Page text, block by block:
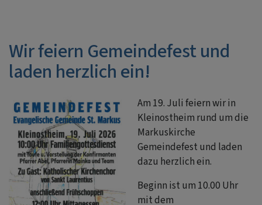
Wir feiern Gemeindefest und
laden herzlich ein!
Am 19. Juli feiern wir in
Kleinostheim rund um die
Markuskirche
Gemeindefest und laden
dazu herzlich ein.
Beginn ist um 10.00 Uhr
mit dem